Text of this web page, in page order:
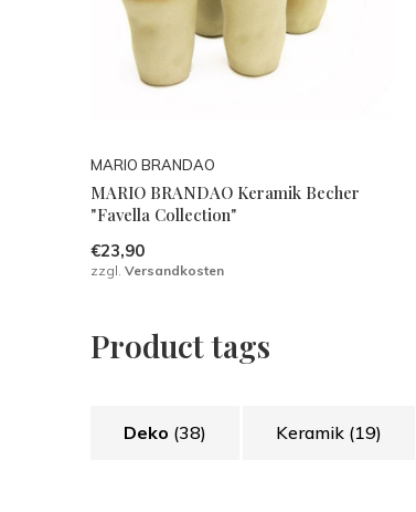
MARIO BRANDAO
MARIO BRANDAO Keramik Becher
"Favella Collection"
€23,90
zzgl. Versandkosten
Product tags
Deko (38) Keramik (19)